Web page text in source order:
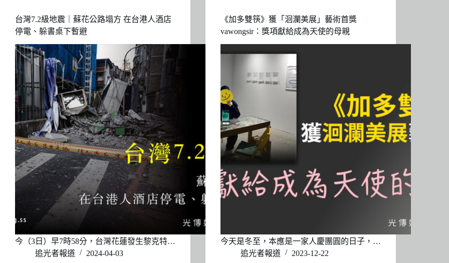
台灣7.2級地震｜蘇花公路塌方 在台港人酒店
停電、躲書桌下暫避
今（3日）早7時58分，台灣花蓮發生黎克特…
追光者報道
2024-04-03
《加多雙筷》獲「洄瀾美展」藝術首獎
vawongsir：獎項獻給成為天使的母親
今天是冬至，本應是一家人慶團圓的日子，…
追光者報道
2023-12-22